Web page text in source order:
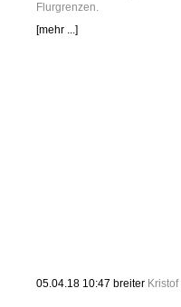
Flurgrenzen.
[mehr ...]
05.04.18 10:47 breiter Kristof